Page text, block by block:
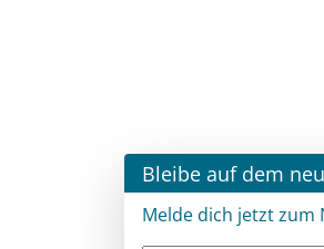
Bleibe auf dem
Melde dich jetzt zum